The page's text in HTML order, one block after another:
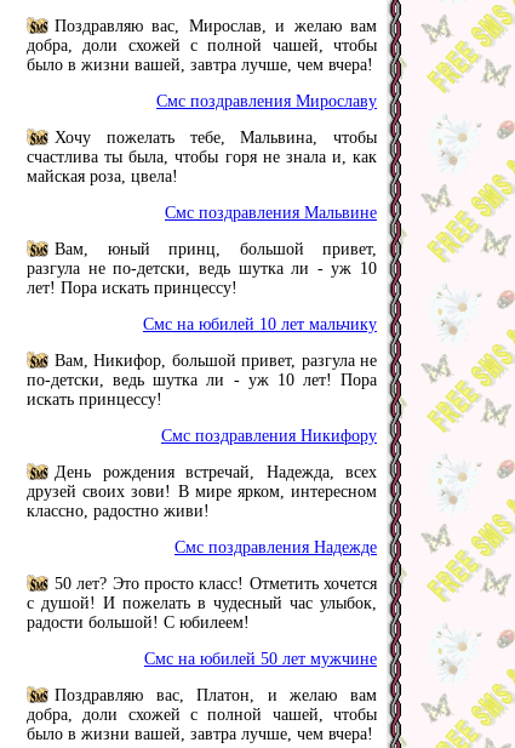
Поздравляю вас, Мирослав, и желаю вам
добра, доли схожей с полной чашей, чтобы
было в жизни вашей, завтра лучше, чем вчера!
Смс поздравления Мирославу
Хочу пожелать тебе, Мальвина, чтобы
счастлива ты была, чтобы горя не знала и, как
майская роза, цвела!
Смс поздравления Мальвине
Вам, юный принц, большой привет,
разгула не по-детски, ведь шутка ли - уж 10
лет! Пора искать принцессу!
Смс на юбилей 10 лет мальчику
Вам, Никифор, большой привет, разгула не
по-детски, ведь шутка ли - уж 10 лет! Пора
искать принцессу!
Смс поздравления Никифору
День рождения встречай, Надежда, всех
друзей своих зови! В мире ярком, интересном
классно, радостно живи!
Смс поздравления Надежде
50 лет? Это просто класс! Отметить хочется
с душой! И пожелать в чудесный час улыбок,
радости большой! С юбилеем!
Смс на юбилей 50 лет мужчине
Поздравляю вас, Платон, и желаю вам
добра, доли схожей с полной чашей, чтобы
было в жизни вашей, завтра лучше, чем вчера!